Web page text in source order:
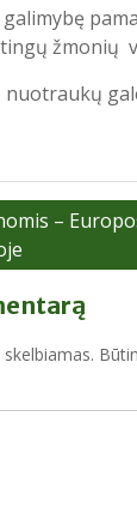
žmonių
–